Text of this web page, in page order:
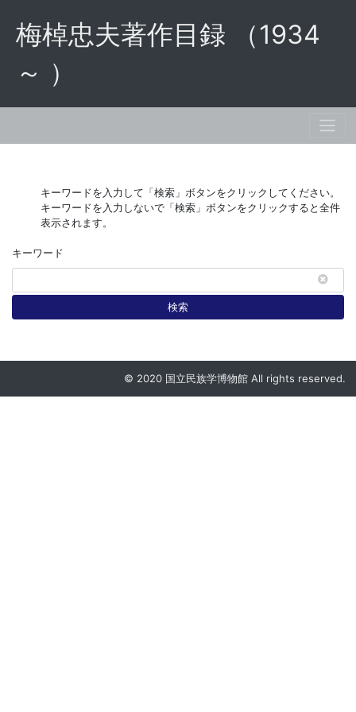
梅棹忠夫著作目録 （1934
～ ）
キーワードを入力して「検索」ボタンをクリックしてください。
キーワードを入力しないで「検索」ボタンをクリックすると全件
表示されます。
キーワード
検索
© 2020 国立民族学博物館 All rights reserved.